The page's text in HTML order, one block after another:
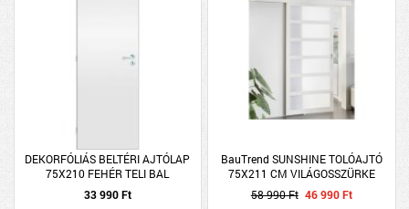
DEKORFÓLIÁS BELTÉRI AJTÓLAP
75X210 FEHÉR TELI BAL
33 990 Ft
BauTrend SUNSHINE TOLÓAJTÓ
75X211 CM VILÁGOSSZÜRKE
58 990 Ft 46 990 Ft